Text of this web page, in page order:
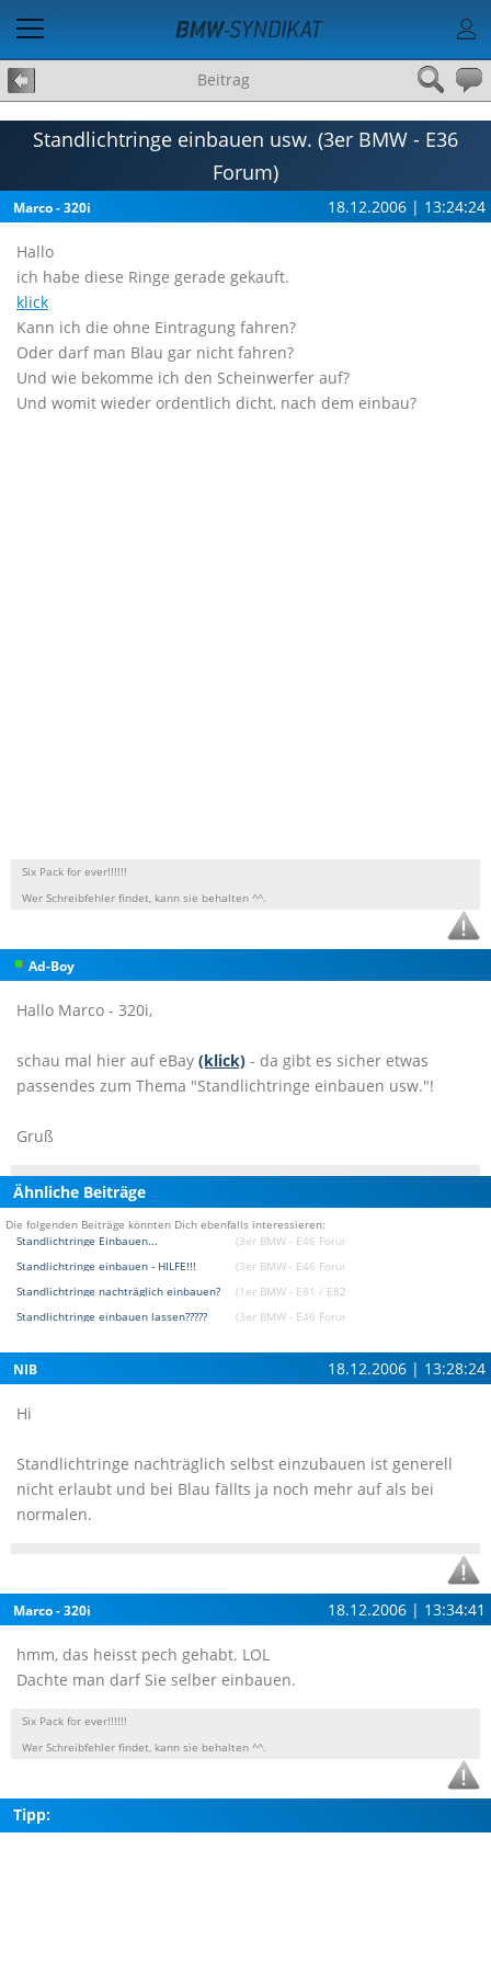
Beitrag
Standlichtringe einbauen usw. (3er BMW - E36
Forum)
Marco - 320i 18.12.2006 | 13:24:24
Hallo
ich habe diese Ringe gerade gekauft.
klick
Kann ich die ohne Eintragung fahren?
Oder darf man Blau gar nicht fahren?
Und wie bekomme ich den Scheinwerfer auf?
Und womit wieder ordentlich dicht, nach dem einbau?
Six Pack for ever!!!!!!
Wer Schreibfehler findet, kann sie behalten ^^.
Ad-Boy
Hallo Marco - 320i,
schau mal hier auf eBay (klick) - da gibt es sicher etwas
passendes zum Thema "Standlichtringe einbauen usw."!
Gruß
Ähnliche Beiträge
Die folgenden Beiträge könnten Dich ebenfalls interessieren:
Standlichtringe Einbauen...
(3er BMW - E46 Forum)
Standlichtringe einbauen - HILFE!!!
(3er BMW - E46 Forum)
Standlichtringe nachträglich einbauen?
(1er BMW - E81 / E82 / E87 / E88 Forum)
Standlichtringe einbauen lassen?????
(3er BMW - E46 Forum)
NIB 18.12.2006 | 13:28:24
Hi
Standlichtringe nachträglich selbst einzubauen ist generell
nicht erlaubt und bei Blau fällts ja noch mehr auf als bei
normalen.
Marco - 320i 18.12.2006 | 13:34:41
hmm, das heisst pech gehabt. LOL
Dachte man darf Sie selber einbauen.
Six Pack for ever!!!!!!
Wer Schreibfehler findet, kann sie behalten ^^.
Tipp: